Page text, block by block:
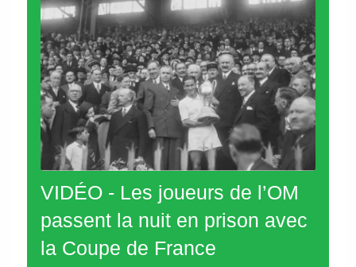
VIDÉO - Les joueurs de l’OM
passent la nuit en prison avec
la Coupe de France